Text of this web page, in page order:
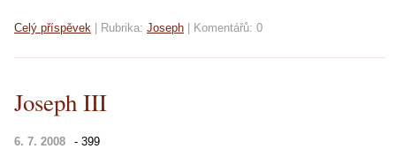
Celý příspěvek Rubrika: Joseph Komentářů: 0
Joseph III
6. 7. 2008 - 399